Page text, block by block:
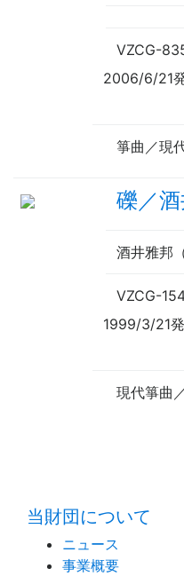
VZCG-
2006/6/21
箏曲／現
礫／酒
酒井雅邦
VZCG-
1999/3/21
現代箏曲
当財団について
ニュース
事業概要